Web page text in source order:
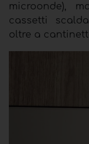
microonde),
cassetti
oltre a